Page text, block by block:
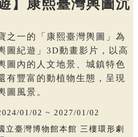
】康熙臺灣輿圖沉
之一的「康熙臺灣輿圖」為
圖紀遊」3D動畫影片，以高
圖內的人文地景、城鎮特色
有豐富的動植物生態，呈現
圖風景。
01/02 ~ 2027/01/02
立臺灣博物館本館 三樓環形劇